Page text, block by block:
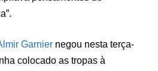
Garnier negou nesta terça-
colocado as tropas à